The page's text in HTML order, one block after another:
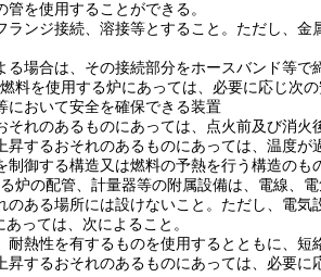
を使用することができる。
ンジ接続、溶接等とすること。 ただし、金
る場合は、その接続部分をホースバンド等で
料を使用する炉にあっては、必要に応じ次の
において安全を確保できる装置
それのあるものにあっては、点火前及び消
昇するおそれのあるものにあっては、温度
制御する構造又は燃料の予熱を行う構造の
炉の配管、計量器等の附属設備は、電線、
ある場所には設けないこと。 ただし、電気
っては、次によること。
耐熱性を有するものを使用するとともに、短
昇するおそれのあるものにあっては、必要